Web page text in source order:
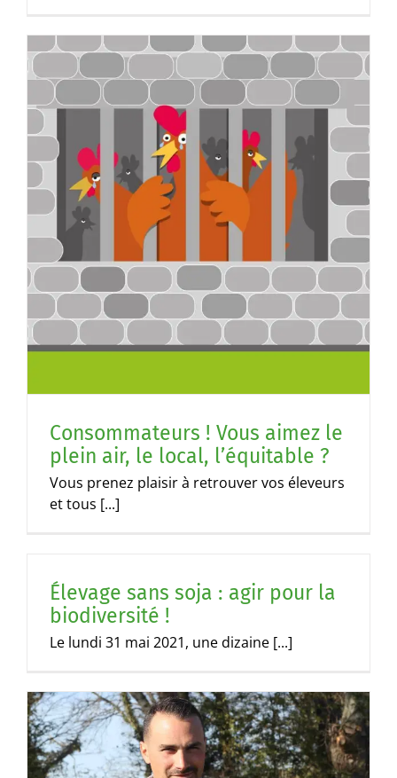
Consommateurs ! Vous aimez le
plein air, le local, l’équitable ?
Vous prenez plaisir à retrouver vos éleveurs
et tous [...]
Élevage sans soja : agir pour la
biodiversité !
Le lundi 31 mai 2021, une dizaine [...]